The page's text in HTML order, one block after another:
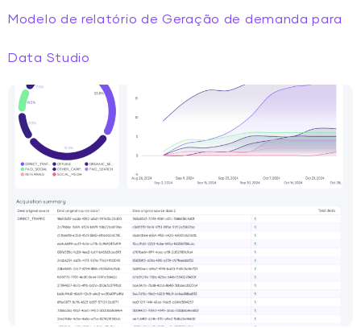
Modelo de relatório de Geração de demanda para
Data Studio